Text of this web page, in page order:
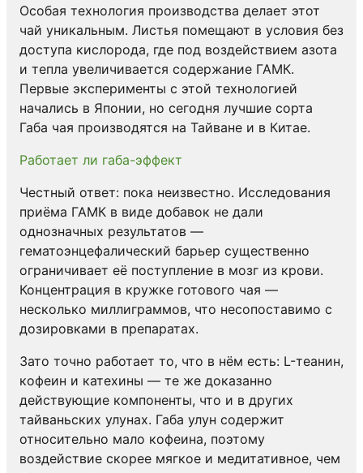
Особая технология производства делает этот
чай уникальным. Листья помещают в условия без
доступа кислорода, где под воздействием азота
и тепла увеличивается содержание ГАМК.
Первые эксперименты с этой технологией
начались в Японии, но сегодня лучшие сорта
Габа чая производятся на Тайване и в Китае.
Работает ли габа-эффект
Честный ответ: пока неизвестно. Исследования
приёма ГАМК в виде добавок не дали
однозначных результатов —
гематоэнцефалический барьер существенно
ограничивает её поступление в мозг из крови.
Концентрация в кружке готового чая —
несколько миллиграммов, что несопоставимо с
дозировками в препаратах.
Зато точно работает то, что в нём есть: L-теанин,
кофеин и катехины — те же доказанно
действующие компоненты, что и в других
тайваньских улунах. Габа улун содержит
относительно мало кофеина, поэтому
воздействие скорее мягкое и медитативное, чем